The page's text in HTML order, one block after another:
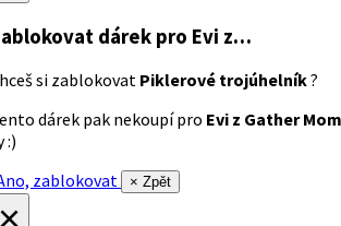
dárek pro Evi z…
si zablokovat Piklerové trojúhelník?
dárek pak nekoupí pro Evi z Gather
:)
zablokovat
× Zpět